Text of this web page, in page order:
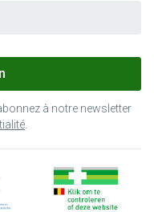
à notre newsletter